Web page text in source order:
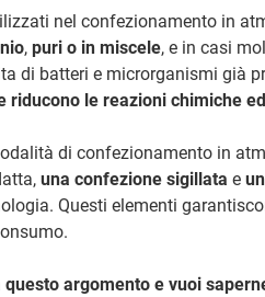
nel confezionamento in
, puri o in miscele, e in casi
di batteri e microrganismi già
riducono le reazioni chimiche
di confezionamento in
una confezione sigillata e
Questi elementi
argomento e vuoi